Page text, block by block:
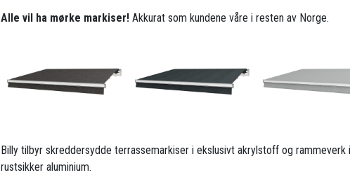
Alle vil ha mørke markiser! Akkurat som kundene våre i resten av Norge.
Billy tilbyr skreddersydde terrassemarkiser i ekslusivt akrylstoff og rammeverk i
rustsikker aluminium.